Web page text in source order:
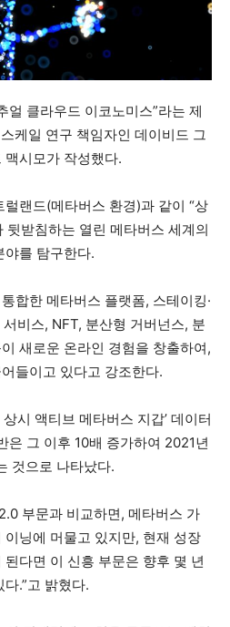
얼 클라우드 이코노미스”라는 제
케일 연구 책임자인 데이비드 그
시모가 작성했다.
랜드(메타버스 환경)과 같이 “상
뒷받침하는 열린 메타버스 세계의
야를 탐구한다.
합한 메타버스 플랫폼, 스테이킹·
비스, NFT, 분산형 거버넌스, 분
새로운 온라인 경험을 창출하여,
들이고 있다고 강조한다.
시 액티브 메타버스 지갑’ 데이터
은 그 이후 10배 증가하여 2021년
것으로 나타났다.
부문과 비교하면, 메타버스 가
닝에 머물고 있지만, 현재 성장
다면 이 신흥 부문은 향후 몇 년
.”고 밝혔다.